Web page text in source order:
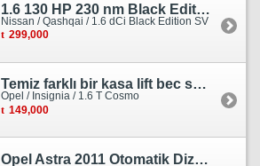
1.6 130 HP 230 nm Black Edition servis bakımlı
Nissan / Qashqai / 1.6 dCi Black Edition SV
299,000
Temiz farklı bir kasa lift bec sedan görünümlü heçbek
Opel / Insignia / 1.6 T Cosmo
149,000
Opel Astra 2011 Otomatik Dizel Tramersiz Essentia